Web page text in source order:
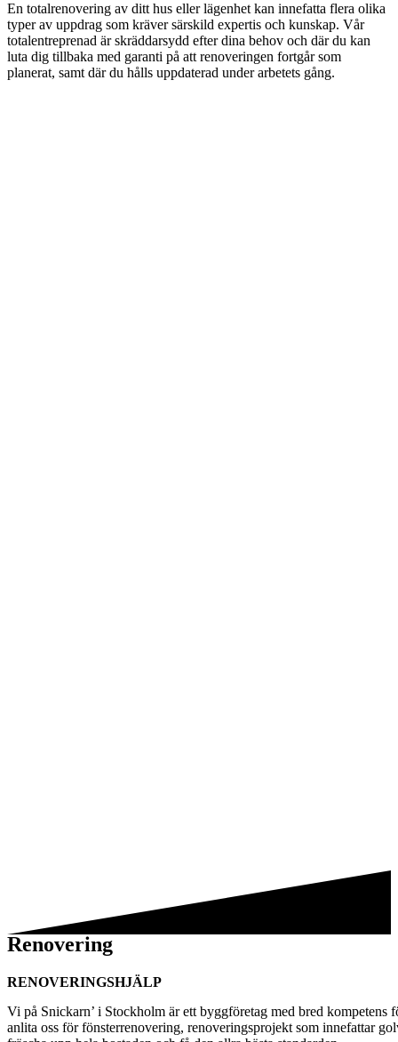
En totalrenovering av ditt hus eller lägenhet kan innefatta flera olika
typer av uppdrag som kräver särskild expertis och kunskap. Vår
totalentreprenad är skräddarsydd efter dina behov och där du kan
luta dig tillbaka med garanti på att renoveringen fortgår som
planerat, samt där du hålls uppdaterad under arbetets gång.
Renovering
RENOVERINGSHJÄLP
Vi på Snickarn’ i Stockholm är ett byggföretag med bred
anlita oss för fönsterrenovering, renoveringsprojekt som innefattar